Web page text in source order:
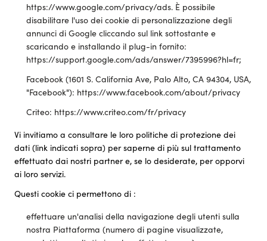
https://www.google.com/privacy/ads. È possibile
disabilitare l'uso dei cookie di personalizzazione degli
annunci di Google cliccando sul link sottostante e
scaricando e installando il plug-in fornito:
https://support.google.com/ads/answer/7395996?hl=fr;
Facebook (1601 S. California Ave, Palo Alto, CA 94304, USA,
"Facebook"): https://www.facebook.com/about/privacy
Criteo: https://www.criteo.com/fr/privacy
Vi invitiamo a consultare le loro politiche di protezione dei
dati (link indicati sopra) per saperne di più sul trattamento
effettuato dai nostri partner e, se lo desiderate, per opporvi
ai loro servizi.
Questi cookie ci permettono di :
effettuare un'analisi della navigazione degli utenti sulla
nostra Piattaforma (numero di pagine visualizzate,